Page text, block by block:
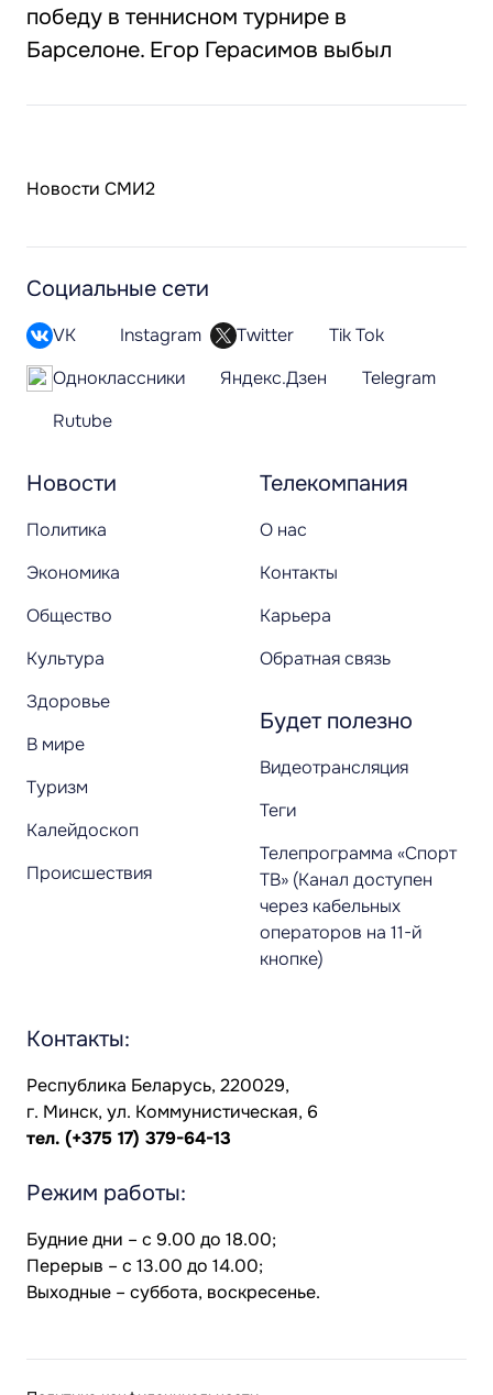
победу в теннисном турнире в
Барселоне. Егор Герасимов выбыл
Новости СМИ2
Новости
Политика
Экономика
Общество
Культура
Здоровье
В мире
Туризм
Калейдоскоп
Происшествия
Телекомпания
О нас
Контакты
Карьера
Обратная связь
Будет полезно
Видеотрансляция
Теги
Телепрограмма «Спорт
ТВ» (Канал доступен
через кабельных
операторов на 11-й
кнопке)
Социальные сети
VK Instagram Twitter
Tik Tok
Одноклассники
Яндекс.Дзен
Telegram
Rutube
Контакты:
Республика Беларусь, 220029,
г. Минск, ул. Коммунистическая, 6
тел. (+375 17) 379-64-13
Режим работы:
Будние дни – с 9.00 до 18.00;
Перерыв – с 13.00 до 14.00;
Выходные – суббота, воскресенье.